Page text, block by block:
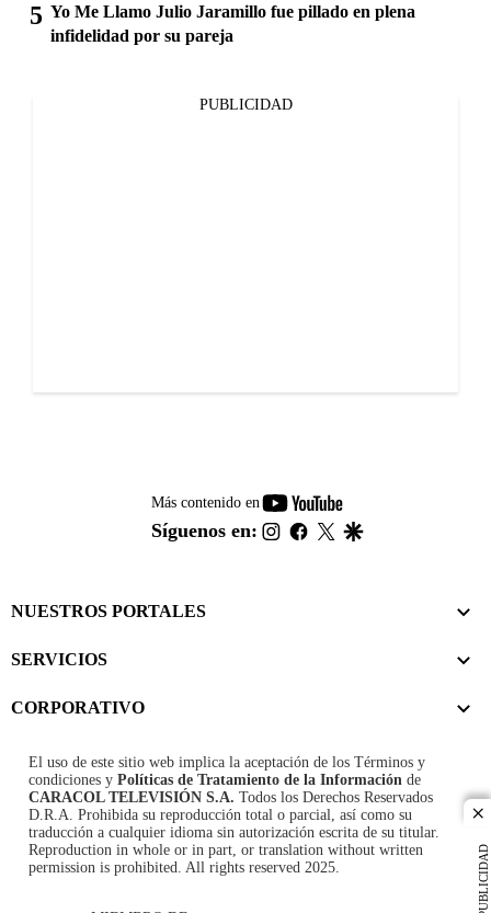
PUBLICIDAD
Yo Me Llamo Julio Jaramillo fue pillado en plena
infidelidad por su pareja
PUBLICIDAD
Más contenido en
youtube-
footer
Síguenos en: instagram
facebook
twitter
NUESTROS PORTALES
SERVICIOS
CORPORATIVO
El uso de este sitio web implica la aceptación de los Términos y
condiciones y Políticas de Tratamiento de la Información de
CARACOL TELEVISIÓN S.A. Todos los Derechos Reservados
D.R.A. Prohibida su reproducción total o parcial, así como su
traducción a cualquier idioma sin autorización escrita de su titular.
Reproduction in whole or in part, or translation without written
permission is prohibited. All rights reserved 2025.